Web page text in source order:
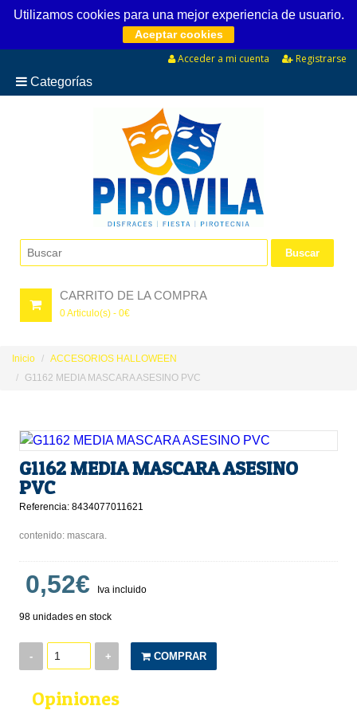
Utilizamos cookies para una mejor experiencia de usuario.
Aceptar cookies
Acceder a mi cuenta
Registrarse
Categorías
CARRITO DE LA COMPRA
0Articulo(s) - 0€
Inicio
ACCESORIOS HALLOWEEN
G1162 MEDIA MASCARA ASESINO PVC
G1162 MEDIA MASCARA ASESINO
PVC
Referencia: 8434077011621
contenido: mascara.
0,52€ Iva incluido
98 unidades en stock
- + COMPRAR
Opiniones